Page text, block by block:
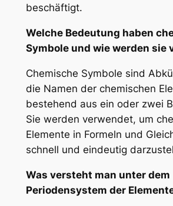
beschäftigt.
Welche Bedeutung haben
Symbole und wie werden sie
Chemische Symbole sind
die Namen der chemischen
bestehend aus ein oder zwei
Sie werden verwendet, um
Elemente in Formeln und
schnell und eindeutig
Was versteht man unter dem
Periodensystem der